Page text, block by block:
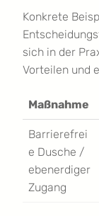
Konkrete
sich in der
Vorteilen und
Maßnahme
Barrierefrei
e Dusche /
ebenerdiger
Zugang